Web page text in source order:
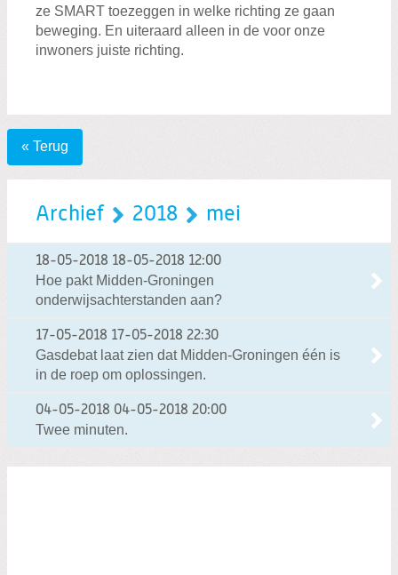
ze SMART toezeggen in welke richting ze gaan
beweging. En uiteraard alleen in de voor onze
inwoners juiste richting.
« Terug
Archief 2018 mei
18-05-2018 18-05-2018 12:00
Hoe pakt Midden-Groningen
onderwijsachterstanden aan?
17-05-2018 17-05-2018 22:30
Gasdebat laat zien dat Midden-Groningen één is
in de roep om oplossingen.
04-05-2018 04-05-2018 20:00
Twee minuten.